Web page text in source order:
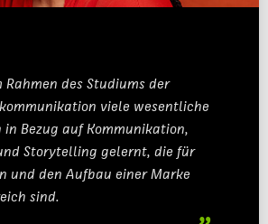
des Studiums der
viele wesentliche
Bezug auf Kommunikation,
Storytelling gelernt, die für
und den Aufbau einer Marke
sind.